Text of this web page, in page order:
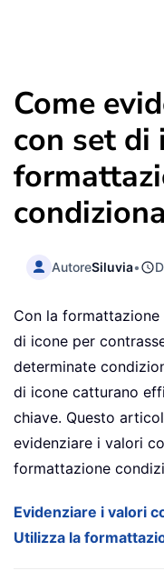
Come
con set di
AutoreSiluvia•
Con la
di icone per
determinate
di icone catturano
chiave. Questo
evidenziare i valori
formattazione
Evidenziare i valori
Utilizza la